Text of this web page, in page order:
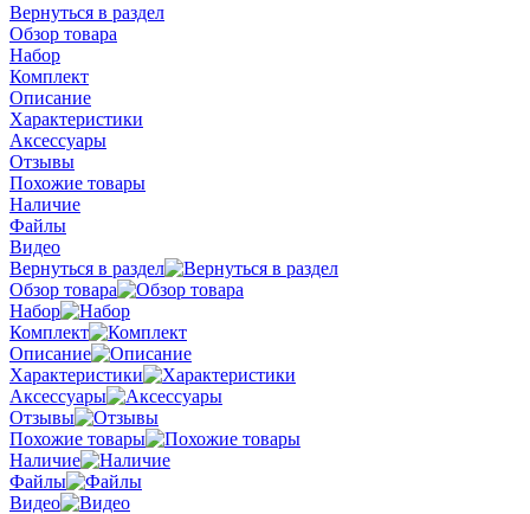
Вернуться в раздел
Обзор товара
Набор
Комплект
Описание
Характеристики
Аксессуары
Отзывы
Похожие товары
Наличие
Файлы
Видео
Вернуться в раздел
Обзор товара
Набор
Комплект
Описание
Характеристики
Аксессуары
Отзывы
Похожие товары
Наличие
Файлы
Видео